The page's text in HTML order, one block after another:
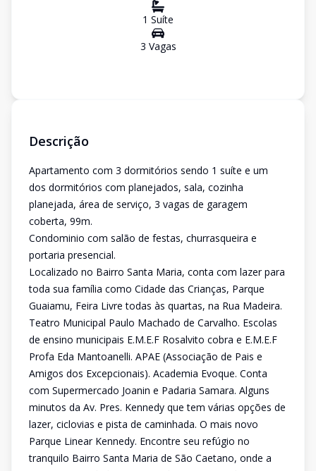
1 Suíte
3 Vagas
Descrição
Apartamento com 3 dormitórios sendo 1 suíte e um
dos dormitórios com planejados, sala, cozinha
planejada, área de serviço, 3 vagas de garagem
coberta, 99m.
Condominio com salão de festas, churrasqueira e
portaria presencial.
Localizado no Bairro Santa Maria, conta com lazer para
toda sua família como Cidade das Crianças, Parque
Guaiamu, Feira Livre todas às quartas, na Rua Madeira.
Teatro Municipal Paulo Machado de Carvalho. Escolas
de ensino municipais E.M.E.F Rosalvito cobra e E.M.E.F
Profa Eda Mantoanelli. APAE (Associação de Pais e
Amigos dos Excepcionais). Academia Evoque. Conta
com Supermercado Joanin e Padaria Samara. Alguns
minutos da Av. Pres. Kennedy que tem várias opções de
lazer, ciclovias e pista de caminhada. O mais novo
Parque Linear Kennedy. Encontre seu refúgio no
tranquilo Bairro Santa Maria de São Caetano, onde a